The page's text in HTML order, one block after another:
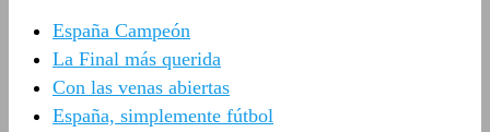
España Campeón
La Final más querida
Con las venas abiertas
España, simplemente fútbol